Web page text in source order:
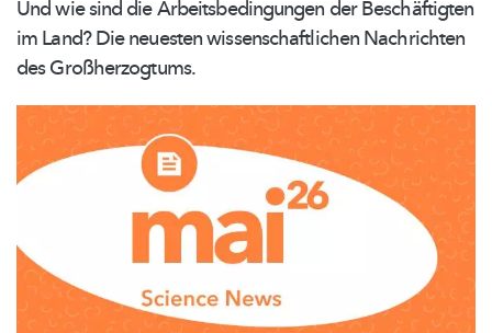
Und wie sind dieArbeitsbedingungen derBeschäftigten
im Land? Die neuestenwissenschaftlichen Nachrichten
desGroßherzogtums.